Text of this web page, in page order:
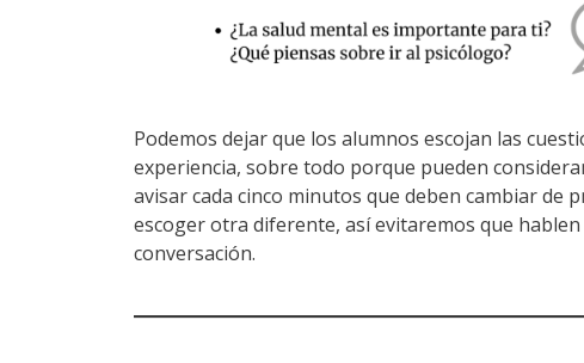
Podemos dejar que los alumnos escojan las
experiencia, sobre todo porque pueden
avisar cada cinco minutos que deben cambiar de
escoger otra diferente, así evitaremos que
conversación.